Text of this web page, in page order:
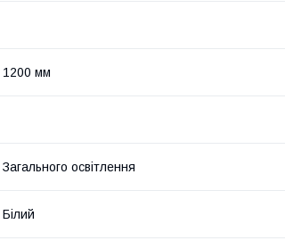
1200 мм
Загального освітлення
Білий